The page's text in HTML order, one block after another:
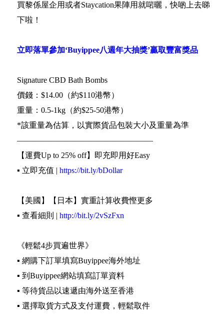
買黎係屋企用或者Staycation果陣用就啱曬，快啲上去睇
下啦！
立即落單參加‘Buyippee八週年大抽獎’贏取豐富獎品
Signature CBD Bath Bombs
價錢：$14.00（約$110港幣）
重量：0.5-1kg（約$25-50港幣）
*該重量為估算，以實際貨品包裝大小及重量為準
—————————————————
【運費Up to 25% off】即充即用好Easy
▪️ 立即充值 | https://bit.ly/bDollar
【美國】【日本】實重計算收費慳更多
▪️ 查看細則 | http://bit.ly/2vSzFxn
《輕鬆4步買遍世界》
▪️ 網購下訂單填寫Buyippee海外地址
▪️ 到Buyippee網站填寫訂單資料
▪️ 等待貨品以速遞由海外送至香港
▪️ 選擇取貨方式及支付運費，輕鬆取件